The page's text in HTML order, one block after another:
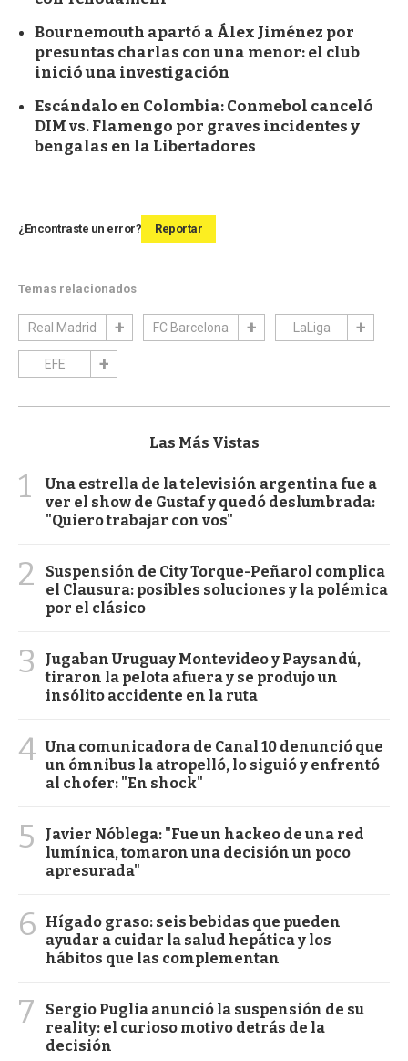
Bournemouth apartó a Álex Jiménez por
presuntas charlas con una menor: el club
inició una investigación
Escándalo en Colombia: Conmebol canceló
DIM vs. Flamengo por graves incidentes y
bengalas en la Libertadores
¿Encontraste un error? Reportar
Temas relacionados
Real Madrid FC Barcelona LaLiga
EFE
Las Más Vistas
1
Una estrella de la televisión argentina fue a
ver el show de Gustaf y quedó deslumbrada:
"Quiero trabajar con vos"
2
Suspensión de City Torque-Peñarol complica
el Clausura: posibles soluciones y la polémica
por el clásico
3
Jugaban Uruguay Montevideo y Paysandú,
tiraron la pelota afuera y se produjo un
insólito accidente en la ruta
4 Una comunicadora de Canal 10 denunció que
un ómnibus la atropelló, lo siguió y enfrentó
al chofer: "En shock"
5
Javier Nóblega: "Fue un hackeo de una red
lumínica, tomaron una decisión un poco
apresurada"
6
Hígado graso: seis bebidas que pueden
ayudar a cuidar la salud hepática y los
hábitos que las complementan
7
Sergio Puglia anunció la suspensión de su
reality: el curioso motivo detrás de la
decisión